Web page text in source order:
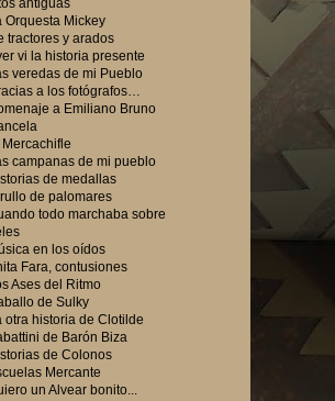
Orquesta Mickey
tractores y arados
vi la historia presente
veredas de mi Pueblo
a los fotógrafos…
a Emiliano Bruno
Mercachifle
campanas de mi pueblo
de medallas
de palomares
todo marchaba sobre
en los oídos
Fara, contusiones
Ases del Ritmo
de Sulky
otra historia de Clotilde
de Barón Biza
de Colonos
Mercante
un Alvear bonito...